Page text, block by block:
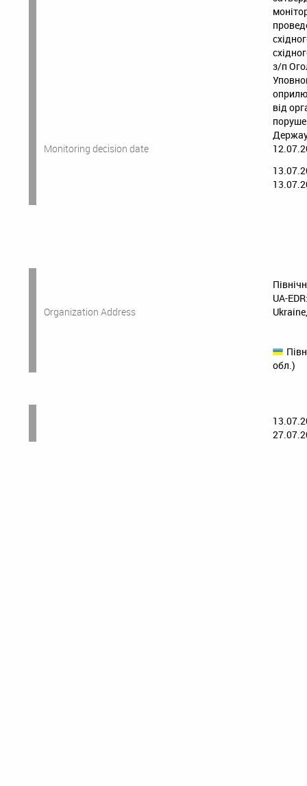
з/п
від
Monitoring decision date
UA-EDR
Organization Address
обл.)